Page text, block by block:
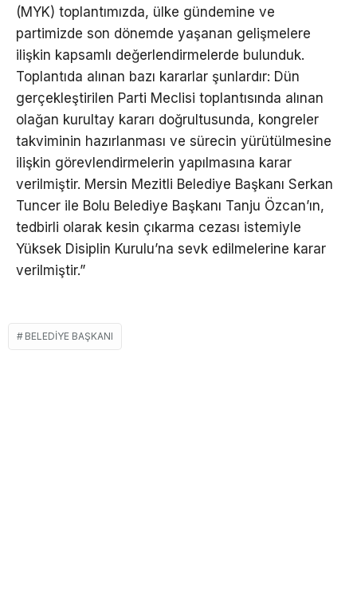
(MYK) toplantımızda, ülke gündemine ve
partimizde son dönemde yaşanan gelişmelere
ilişkin kapsamlı değerlendirmelerde bulunduk.
Toplantıda alınan bazı kararlar şunlardır: Dün
gerçekleştirilen Parti Meclisi toplantısında alınan
olağan kurultay kararı doğrultusunda, kongreler
takviminin hazırlanması ve sürecin yürütülmesine
ilişkin görevlendirmelerin yapılmasına karar
verilmiştir. Mersin Mezitli Belediye Başkanı Serkan
Tuncer ile Bolu Belediye Başkanı Tanju Özcan’ın,
tedbirli olarak kesin çıkarma cezası istemiyle
Yüksek Disiplin Kurulu’na sevk edilmelerine karar
verilmiştir.”
BELEDIYE BAŞKANI